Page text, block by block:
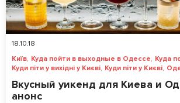
18.10.18
Київ, Куда пойти в выходные в Одессе, Куда
Куди піти у вихідні у Києві, Куди піти у Києві,
Вкусный уикенд для Киева и
анонс